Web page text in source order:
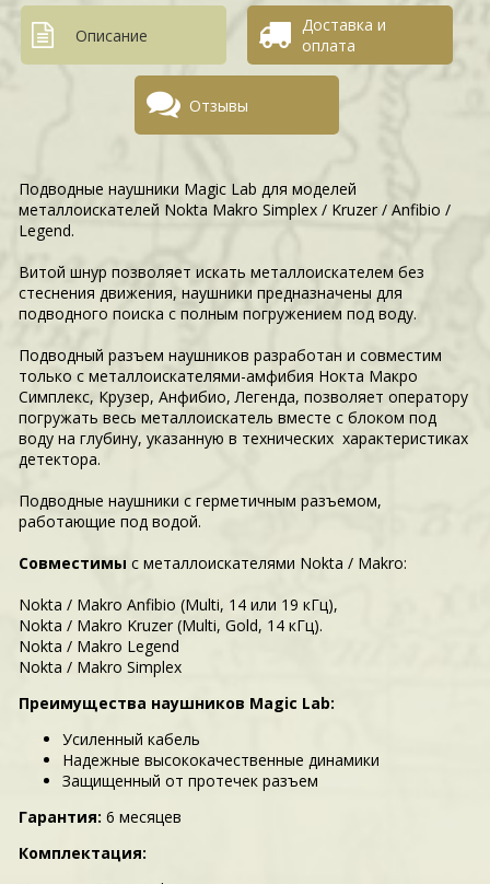
Описание
Доставка и
оплата
Отзывы
Подводные наушники Magic Lab для моделей
металлоискателей Nokta Makro Simplex / Kruzer / Anfibio /
Legend.
Витой шнур позволяет искать металлоискателем без
стеснения движения, наушники предназначены для
подводного поиска с полным погружением под воду.
Подводный разъем наушников разработан и совместим
только с металлоискателями-амфибия Нокта Макро
Симплекс, Крузер, Анфибио, Легенда, позволяет оператору
погружать весь металлоискатель вместе с блоком под
воду на глубину, указанную в технических характеристиках
детектора.
Подводные наушники с герметичным разъемом,
работающие под водой.
Совместимы с металлоискателями Nokta / Makro:
Nokta / Makro Anfibio (Multi, 14 или 19 кГц),
Nokta / Makro Kruzer (Multi, Gold, 14 кГц).
Nokta / Makro Legend
Nokta / Makro Simplex
Преимущества наушников Magic Lab:
Усиленный кабель
Надежные высококачественные динамики
Защищенный от протечек разъем
Гарантия: 6 месяцев
Комплектация: